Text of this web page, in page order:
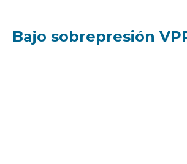
Bajo sobrepresión